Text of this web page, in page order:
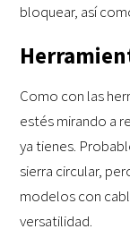
bloquear, así
Como con las
estés mirando a
ya tienes.
sierra circular,
modelos con
versatilidad.